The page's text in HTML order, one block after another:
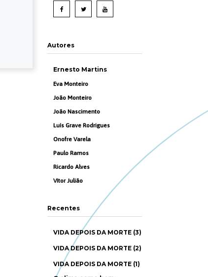
Autores
Ernesto Martins
Eva Monteiro
João Monteiro
João Nascimento
Luís Grave Rodrigues
Onofre Varela
Paulo Ramos
Ricardo Alves
Vítor Julião
Recentes
VIDA DEPOIS DA MORTE (3)
VIDA DEPOIS DA MORTE (2)
VIDA DEPOIS DA MORTE (1)